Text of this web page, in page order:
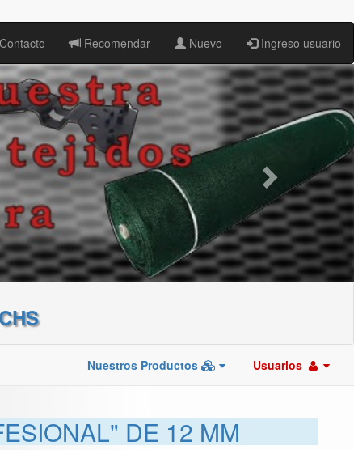
Contacto Recomendar Nuevo Ingreso usuario
Nuestros Productos Usuarios
DE 12 MM